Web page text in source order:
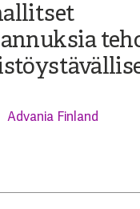
Advania Finland